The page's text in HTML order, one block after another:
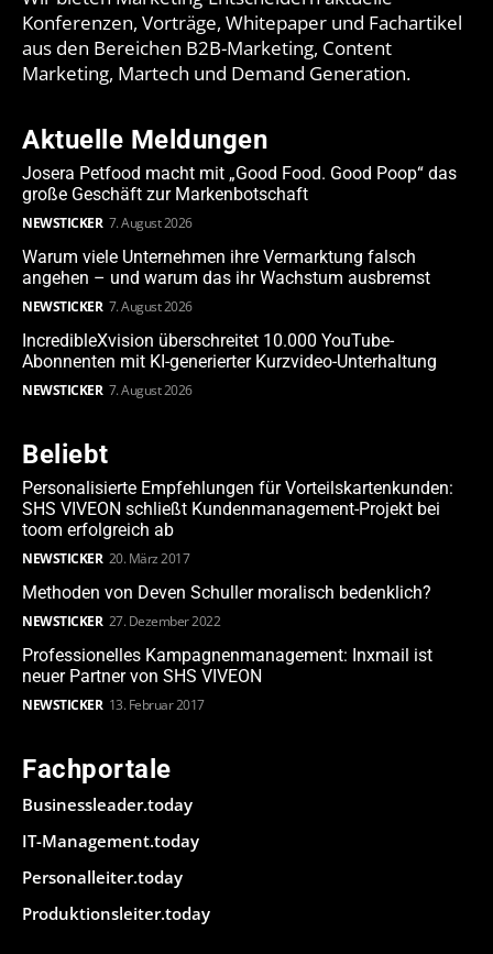
Konferenzen, Vorträge, Whitepaper und Fachartikel
aus den Bereichen B2B-Marketing, Content
Marketing, Martech und Demand Generation.
Aktuelle Meldungen
Josera Petfood macht mit „Good Food. Good Poop“ das
große Geschäft zur Markenbotschaft
NEWSTICKER 7. August 2026
Warum viele Unternehmen ihre Vermarktung falsch
angehen – und warum das ihr Wachstum ausbremst
NEWSTICKER 7. August 2026
IncredibleXvision überschreitet 10.000 YouTube-
Abonnenten mit KI-generierter Kurzvideo-Unterhaltung
NEWSTICKER 7. August 2026
Beliebt
Personalisierte Empfehlungen für Vorteilskartenkunden:
SHS VIVEON schließt Kundenmanagement-Projekt bei
toom erfolgreich ab
NEWSTICKER 20. März 2017
Methoden von Deven Schuller moralisch bedenklich?
NEWSTICKER 27. Dezember 2022
Professionelles Kampagnenmanagement: Inxmail ist
neuer Partner von SHS VIVEON
NEWSTICKER 13. Februar 2017
Fachportale
Businessleader.today
IT-Management.today
Personalleiter.today
Produktionsleiter.today